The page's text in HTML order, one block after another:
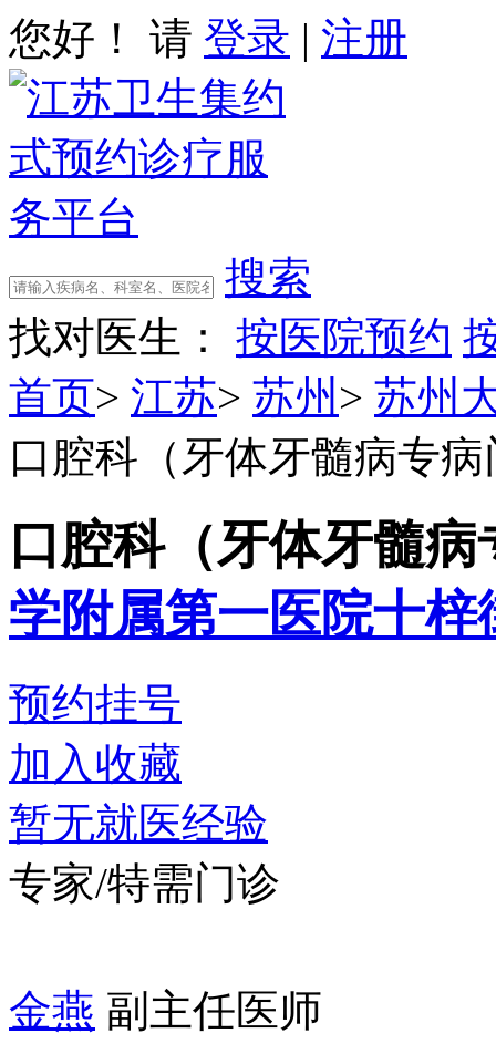
您好！ 请 登录 | 注册
搜索
找对医生：
按医院预约
首页> 江苏> 苏州 > 苏州
口腔科（牙体牙髓病专
口腔科（牙体牙髓
学附属第一医院十梓
预约挂号
加入收藏
暂无就医经验
专家/特需门诊
金燕 副主任医师